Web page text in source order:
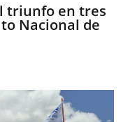
triunfo en tres
Nacional de